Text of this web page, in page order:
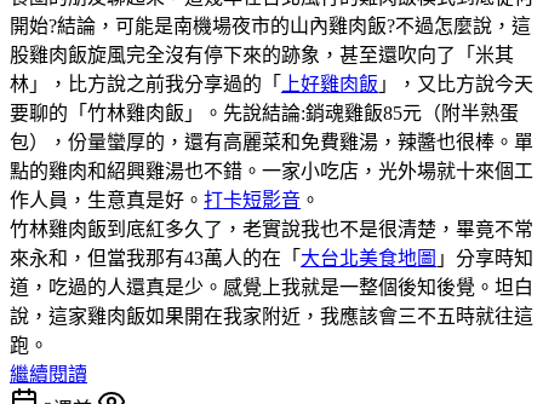
開始?結論，可能是南機場夜市的山內雞肉飯?不過怎麼說，這
股雞肉飯旋風完全沒有停下來的跡象，甚至還吹向了「米其
林」，比方說之前我分享過的「
上好雞肉飯 」，又比方說今天
要聊的「竹林雞肉飯」。先說結論:銷魂雞飯85元（附半熟蛋
包），份量蠻厚的，還有高麗菜和免費雞湯，辣醬也很棒。單
點的雞肉和紹興雞湯也不錯。一家小吃店，光外場就十來個工
作人員，生意真是好。 打卡短影音 。
竹林雞肉飯到底紅多久了，老實說我也不是很清楚，畢竟不常
來永和，但當我那有43萬人的在「 大台北美食地圖 」分享時知
道，吃過的人還真是少。感覺上我就是一整個後知後覺。坦白
說，這家雞肉飯如果開在我家附近，我應該會三不五時就往這
跑。
繼續閱讀